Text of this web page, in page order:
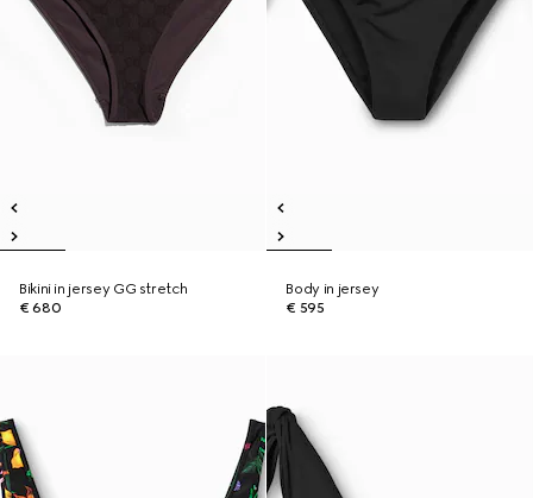
Bikini in jersey GG stretch
€ 680
Body in jersey
€ 595